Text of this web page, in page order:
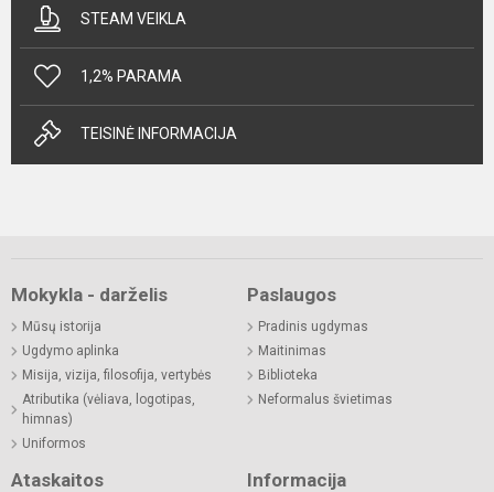
STEAM VEIKLA
1,2% PARAMA
TEISINĖ INFORMACIJA
Mokykla - darželis
Mūsų istorija
Ugdymo aplinka
Misija, vizija, filosofija, vertybės
Atributika (vėliava, logotipas,
himnas)
Uniformos
Paslaugos
Pradinis ugdymas
Maitinimas
Biblioteka
Neformalus švietimas
Ataskaitos Informacija